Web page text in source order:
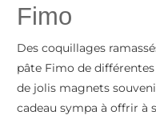
Fimo
Des coquillages
pâte Fimo de
de jolis magnets
cadeau sympa à offrir à